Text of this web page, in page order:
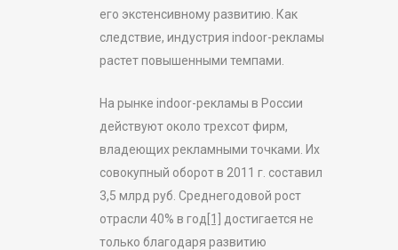
его экстенсивному развитию. Как
следствие, индустрия indoor-рекламы
растет повышенными темпами.
На рынке indoor-рекламы в России
действуют около трехсот фирм,
владеющих рекламными точками. Их
совокупный оборот в 2011 г. составил
3,5 млрд руб. Среднегодовой рост
отрасли 40% в год [1]
достигается не
только благодаря развитию